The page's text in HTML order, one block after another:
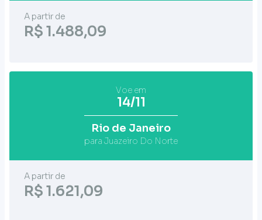
A partir de
R$ 1.488,09
Voe em
14/11
Rio de Janeiro
para Juazeiro Do Norte
A partir de
R$ 1.621,09